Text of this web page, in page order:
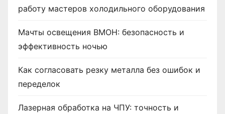
работу мастеров холодильного оборудования
Мачты освещения ВМОН: безопасность и
эффективность ночью
Как согласовать резку металла без ошибок и
переделок
Лазерная обработка на ЧПУ: точность и